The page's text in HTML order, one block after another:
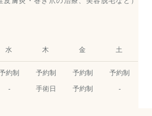
水 木 金 土
約制 予約制 予約制 予約制
- 手術日 予約制 -